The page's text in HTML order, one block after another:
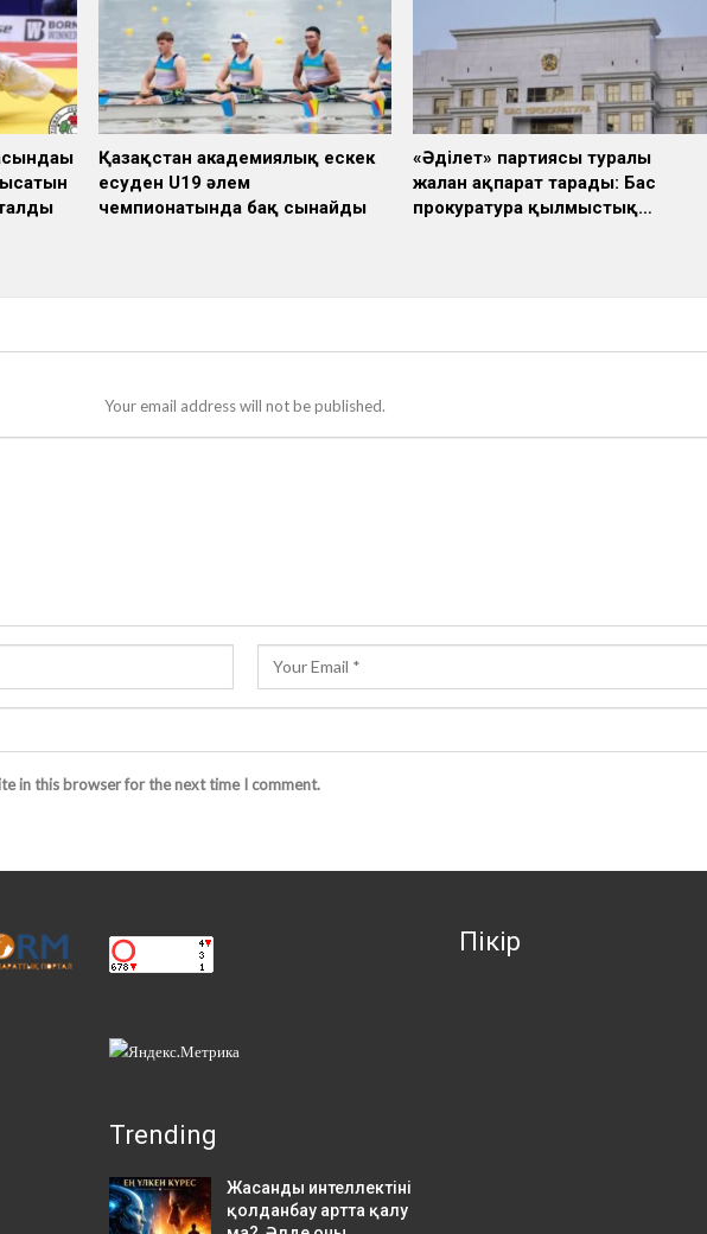
Қазақстан академиялық ескек
есуден U19 әлем
чемпионатында бақ сынайды
«Әділет» партиясы туралы
жалған ақпарат тарады: Бас
прокуратура қылмыстық…
Your email address will not be published.
in this browser for the next time I comment.
Trending
Жасанды интеллектіні
қолданбау артта қалу
Пікір